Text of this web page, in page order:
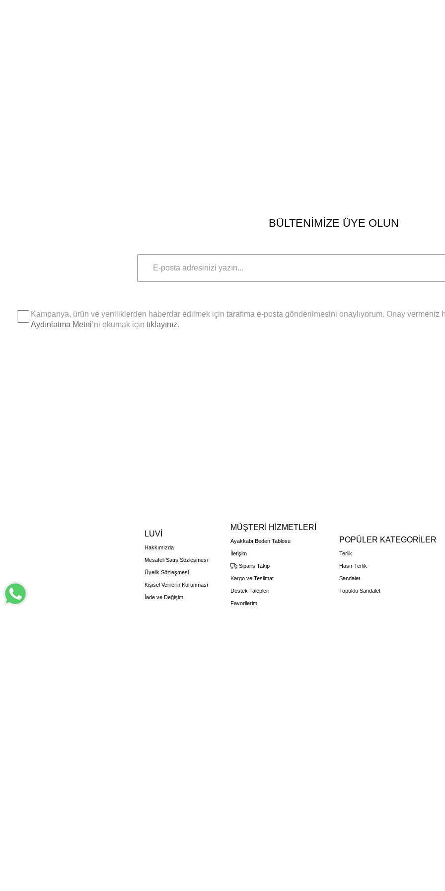
BÜLTENİMİZE ÜYE OLUN
Kampanya, ürün ve yeniliklerden haberdar edilmek için tarafıma e-posta gönderilmesini onaylıyorum. Onay
Aydınlatma Metni’ni okumak için tıklayınız.
LUVİ
Hakkımızda
Mesafeli Satış Sözleşmesi
Üyelik Sözleşmesi
Kişisel Verilerin Korunması
İade ve Değişim
MÜŞTERİ HİZMETLERİ
Ayakkabı Beden Tablosu
İletişim
Sipariş Takip
Kargo ve Teslimat
Destek Talepleri
Favorilerim
POPÜLER KATEGORİLER
Terlik
Hasır Terlik
Sandalet
Topuklu Sandalet